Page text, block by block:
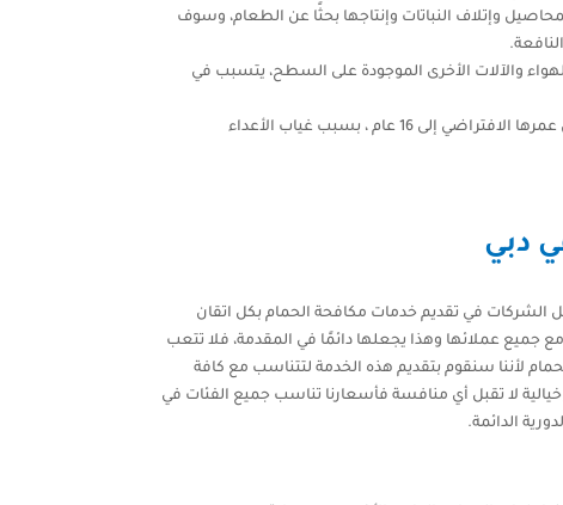
وإتلاف النباتات وإنتاجها بحثًا عن الطعام، وسوف
والآلات الأخرى الموجودة على السطح، يتسبب في
16 عام ، بسبب غياب الأعداء
دبي
في تقديم خدمات مكافحة الحمام بكل اتقان
مع جميع عملائها وهذا يجعلها دائمًا في المقدمة، فلا تتعب
لأننا سنقوم بتقديم هذه الخدمة لتتناسب مع كافة
خيالية لا تقبل أي منافسة فأسعارنا تناسب جميع الفئات في
الدائمة.